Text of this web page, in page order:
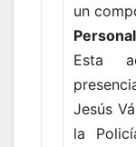
un
Esta
Jesús
la